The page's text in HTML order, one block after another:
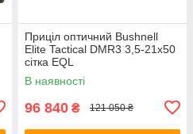
Приціл оптичний Bushnell
Elite Tactical DMR3 3,5-21x50
сітка EQL
В наявності
96 840 ₴ 121 050 ₴